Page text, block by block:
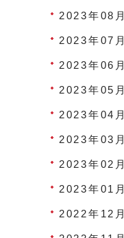
2023年08月
2023年07月
2023年06月
2023年05月
2023年04月
2023年03月
2023年02月
2023年01月
2022年12月